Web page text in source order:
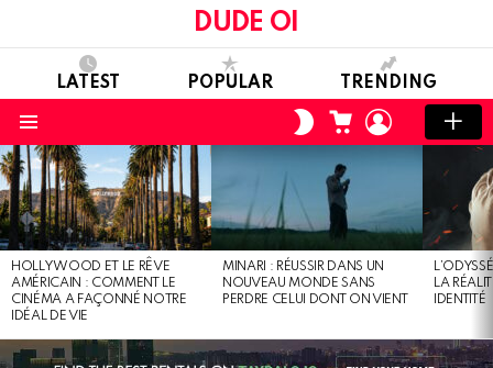
DUDE OI
LATEST POPULAR TRENDING
SWITCH
SKIN
CART LOGIN
LATEST
STORIES
HOLLYWOOD ET LE RÊVE
AMÉRICAIN : COMMENT LE
CINÉMA A FAÇONNÉ NOTRE
IDÉAL DE VIE
MINARI : RÉUSSIR DANS UN
NOUVEAU MONDE SANS
PERDRE CELUI DONT ON VIENT
LA
IDENTITÉ